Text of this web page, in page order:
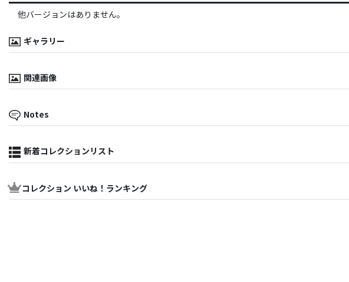
他バージョンはありません。
ギャラリー
関連画像
Notes
新着コレクションリスト
コレクション いいね！ランキング